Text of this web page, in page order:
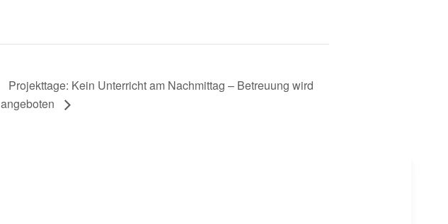
Projekttage: Kein Unterricht am Nachmittag – Betreuung wird
angeboten